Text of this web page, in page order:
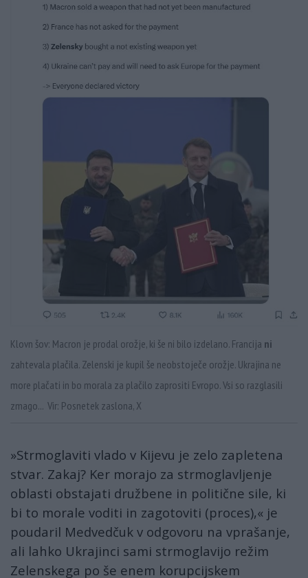
Klovn šov: Macron je prodal orožje, ki še ni bilo izdelano. Francija ni
zahtevala plačila. Zelenski je kupil še neobstoječe orožje. Ukrajina ne
more plačati in bo morala za plačilo zaprositi Evropo. Vsi so razglasili
zmago... Vir: Posnetek zaslona, X
»Strmoglaviti vlado v Kijevu je zelo zapletena
stvar. Zakaj? Ker morajo za strmoglavljenje
oblasti obstajati družbene in politične sile, ki
bi to morale voditi in zagotoviti (proces),« je
poudaril Medvedčuk v odgovoru na vprašanje,
ali lahko Ukrajinci sami strmoglavijo režim
Zelenskega po še enem korupcijskem